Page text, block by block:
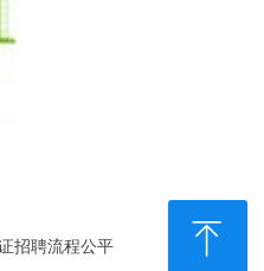
招聘流程公平
ꁸ